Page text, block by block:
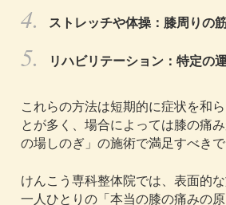
ストレッチや体操：膝周りの
リハビリテーション：特定の
これらの方法は短期的に症状を和
とが多く、場合によっては膝の痛
の場しのぎ」の施術で満足すべき
けんこう専科整体院では、表面的
一人ひとりの「本当の膝の痛みの